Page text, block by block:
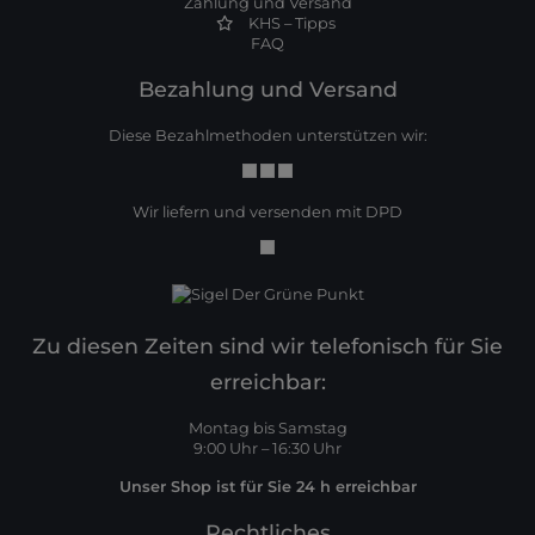
KHS – Tipps
FAQ
Bezahlung und Versand
Diese Bezahlmethoden unterstützen wir:
Wir liefern und versenden mit DPD
Zu diesen Zeiten sind wir telefonisch für Sie
erreichbar:
Montag bis Samstag
9:00 Uhr – 16:30 Uhr
Unser Shop ist für Sie 24 h erreichbar